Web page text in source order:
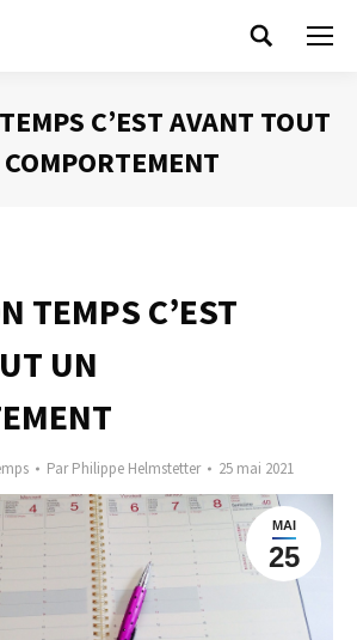
Search:
C’EST AVANT TOUT
TEMPS C’EST
UN
ParPhilippe Helmstetter 25 mai 2021
MAI
25